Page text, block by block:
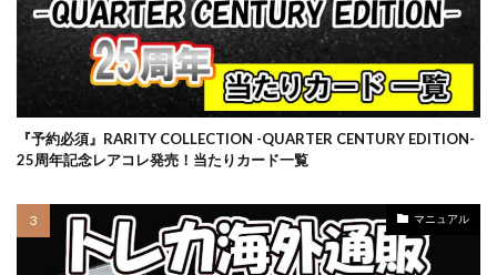
『予約必須』RARITY COLLECTION -QUARTER CENTURY EDITION-
25周年記念レアコレ発売！当たりカード一覧
マニュアル
プリズマティックシークレットレアGETキャンペーン
プレミアムトレーナーボックス VSTAR
プレミアムトレーナーボックス ソード＆シールド
プレミアムトーナメントコレクション
プレミアムパック2022
プレミアムフレーム切手セット
プレ値
プレ値ランキング
プロモカード
ベアブリック
ホログラム座標
ボイスロイド
ボーナスシート
ポケカ
ポケカスペシャルBOX一覧
ポケマス
ポケモン
ポケモンGO